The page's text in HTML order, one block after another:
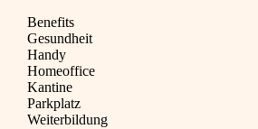
Benefits
Gesundheit
Handy
Homeoffice
Kantine
Parkplatz
Weiterbildung